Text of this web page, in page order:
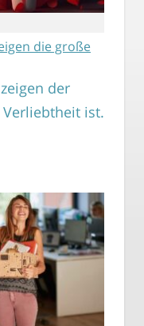
die große
der
ist.